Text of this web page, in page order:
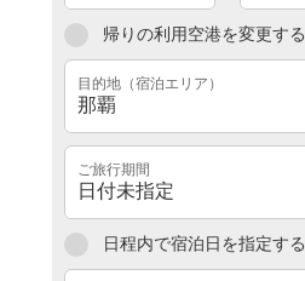
帰りの利用空港を変更する
日程内で宿泊日を指定する